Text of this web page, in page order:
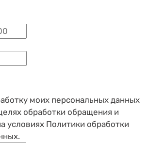
моих персональных данных
обработки обращения и
условиях Политики обработки